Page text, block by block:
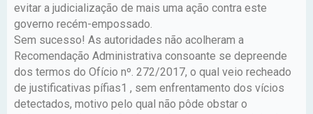
evitar a judicialização de mais uma ação contra este
governo recém-empossado.
Sem sucesso! As autoridades não acolheram a
Recomendação Administrativa consoante se depreende
dos termos do Ofício nº. 272/2017, o qual veio recheado
de justificativas pífias1 , sem enfrentamento dos vícios
detectados, motivo pelo qual não pôde obstar o